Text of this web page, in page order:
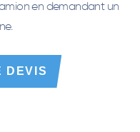
en demandant un
DEVIS